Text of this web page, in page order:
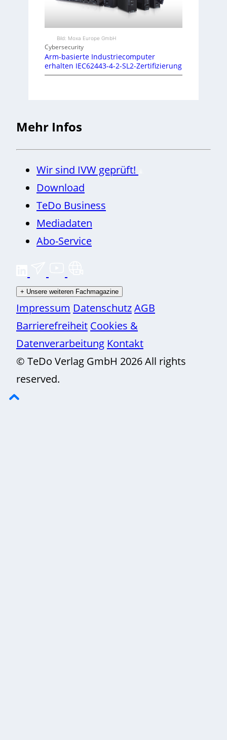
Bild: Moxa Europe GmbH
Cybersecurity
Arm-basierte Industriecomputer
erhalten IEC62443-4-2-SL2-Zertifizierung
Mehr Infos
Wir sind IVW geprüft!
Download
TeDo Business
Mediadaten
Abo-Service
+ Unsere weiteren Fachmagazine
Impressum DatenschutzAGB
Barrierefreiheit Cookies &
Datenverarbeitung Kontakt
© TeDo Verlag GmbH 2026 All rights
reserved.